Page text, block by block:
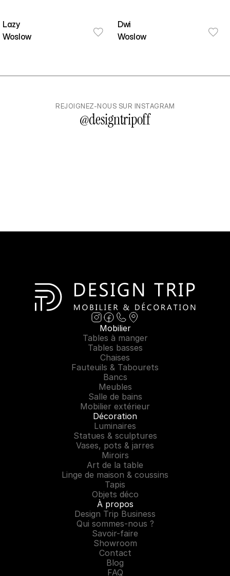
Lazy
Woslow
Dwi
Woslow
REJOIGNEZ-NOUS SUR INSTAGRAM
@designtripoff
Mobilier
Tables à manger
Tables basses
Chaises
Fauteuils & Tabourets
Bancs
Meubles
Salle de bains
Mobilier extérieur
Décoration
Luminaires
Statues & sculptures
Vases, pots & jarres
Miroirs
Art de la table
Linge de maison & coussins
Tapis
Objets déco
À propos
Design Trip Business
Qui sommes-nous ?
Savoir-faire
Showroom
Contact
Blog
FAQ